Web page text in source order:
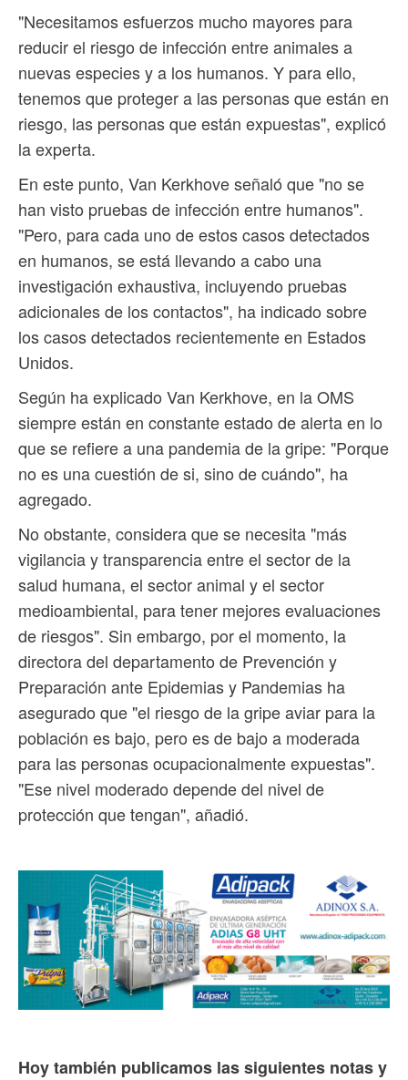
"Necesitamos esfuerzos mucho mayores para
reducir el riesgo de infección entre animales a
nuevas especies y a los humanos. Y para ello,
tenemos que proteger a las personas que están en
riesgo, las personas que están expuestas", explicó
la experta.
En este punto, Van Kerkhove señaló que "no se
han visto pruebas de infección entre humanos".
"Pero, para cada uno de estos casos detectados
en humanos, se está llevando a cabo una
investigación exhaustiva, incluyendo pruebas
adicionales de los contactos", ha indicado sobre
los casos detectados recientemente en Estados
Unidos.
Según ha explicado Van Kerkhove, en la OMS
siempre están en constante estado de alerta en lo
que se refiere a una pandemia de la gripe: "Porque
no es una cuestión de si, sino de cuándo", ha
agregado.
No obstante, considera que se necesita "más
vigilancia y transparencia entre el sector de la
salud humana, el sector animal y el sector
medioambiental, para tener mejores evaluaciones
de riesgos". Sin embargo, por el momento, la
directora del departamento de Prevención y
Preparación ante Epidemias y Pandemias ha
asegurado que "el riesgo de la gripe aviar para la
población es bajo, pero es de bajo a moderada
para las personas ocupacionalmente expuestas".
"Ese nivel moderado depende del nivel de
protección que tengan", añadió.
Hoy también publicamos las siguientes notas y